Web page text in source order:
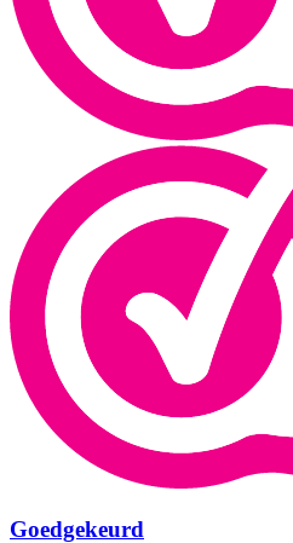
Goedgekeurd